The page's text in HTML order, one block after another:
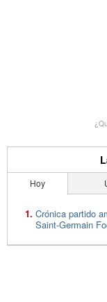
Hoy
Crónica partido
Saint-Germain